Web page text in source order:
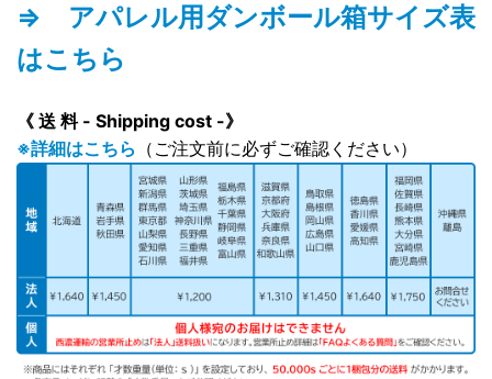
⇒ アパレル用ダンボール箱サイズ表
はこちら
《 送 料 - Shipping cost -》
※詳細はこちら （ご注文前に必ずご確認ください）